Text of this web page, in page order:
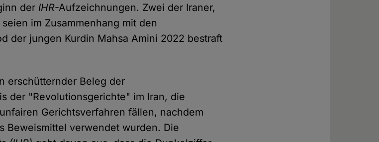
der IHR-Aufzeichnungen. Zwei der Iraner,
im Zusammenhang mit den
der jungen Kurdin Mahsa Amini 2022 bestraft
erschütternder Beleg der
der "Revolutionsgerichte" im Iran, die
Gerichtsverfahren fällen, nachdem
Beweismittel verwendet wurden. Die